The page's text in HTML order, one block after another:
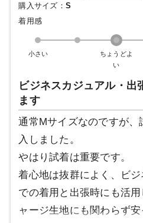
購入サイズ： S
着用感
小さい
ちょうどよ
い
ビジネスカジュアル・出
ます
通常Mサイズなのですが、
入しました。
やはり試着は重要です。
着心地は抜群によく、ビ
での着用と出張時にも活
ャージ生地にも関わらず